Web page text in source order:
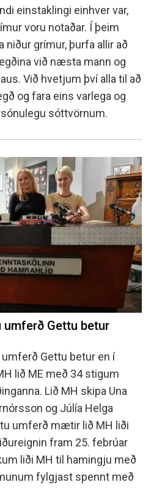
einstaklingi einhver var,
voru notaðar. Í þeim
grímur, þurfa allir að
við næsta mann og
Við hvetjum því alla til að
og fara eins varlega og
sóttvörnum.
umferð Gettu betur
Gettu betur en í
lið ME með 34 stigum
Lið MH skipa Una
og Júlía Helga
umferð mætir lið MH liði
fram 25. febrúar
liði MH til hamingju með
fylgjast spennt með